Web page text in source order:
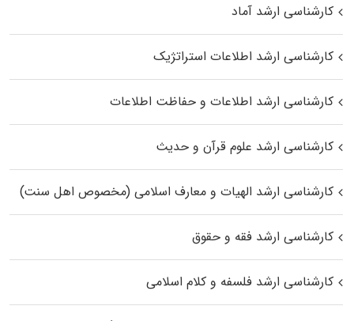
کارشناسی ارشد آماد
کارشناسی ارشد اطلاعات استراتژیک
کارشناسی ارشد اطلاعات و حفاظت اطلاعات
کارشناسی ارشد علوم قرآن و حدیث
کارشناسی ارشد الهیات و معارف اسلامی (مخصوص اهل سنت)
کارشناسی ارشد فقه و حقوق
کارشناسی ارشد فلسفه و کلام اسلامی